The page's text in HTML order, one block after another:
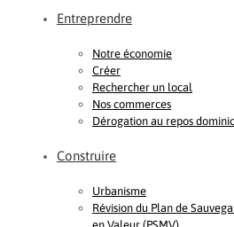
Entreprendre
Notre économie
Créer
Rechercher un local
Nos commerces
Dérogation au repos
Construire
Urbanisme
Révision du Plan de